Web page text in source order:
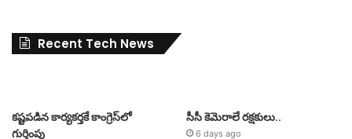
Recent Tech News
కష్టపడిన కార్యకర్తకే కాంగ్రెస్‌లో
గుర్తింపు
సీసీ కెమెరాలే రక్షకులు..
6 days ago